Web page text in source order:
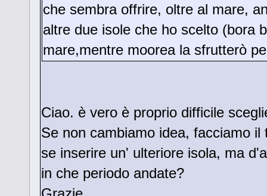
che sembra offrire, oltre al mare,
altre due isole che ho scelto (bora
mare,mentre moorea la sfrutterò
Ciao. è vero è proprio difficile
Se non cambiamo idea, facciamo
se inserire un' ulteriore isola, ma
in che periodo andate?